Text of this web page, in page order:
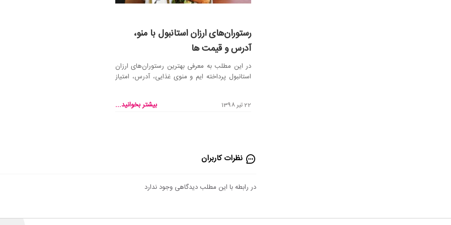
رستوران‌های ارزان استانبول با منو،
آدرس و قیمت ها
در این مطلب به معرفی بهترین رستوران‌های ارزان
استانبول پرداخته ایم و منوی غذایی، آدرس، امتیاز
22 تیر 1398 بیشتر بخوانید...
نظرات کاربران
در رابطه با این مطلب دیدگاهی وجود ندارد